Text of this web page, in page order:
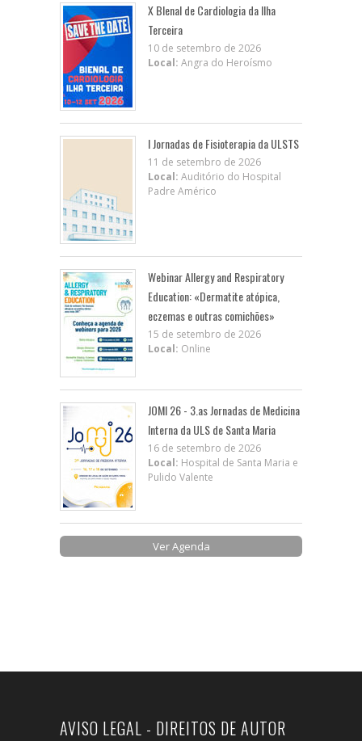
X BIenal de Cardiologia da Ilha
Terceira
10 de setembro de 2026
Local: Angra do Heroísmo
I Jornadas de Fisioterapia da ULSTS
11 de setembro de 2026
Local: Auditório do Hospital
Padre Américo
Webinar Allergy and Respiratory
Education: «Dermatite atópica,
eczemas e outras comichões»
15 de setembro de 2026
Local: Online
JOMI 26 - 3.as Jornadas de Medicina
Interna da ULS de Santa Maria
16 de setembro de 2026
Local: Hospital de Santa Maria e
Pulido Valente
Ver Agenda
AVISO LEGAL - DIREITOS DE AUTOR